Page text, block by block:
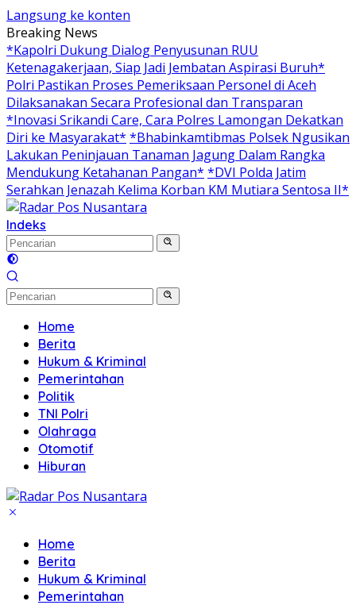
Langsung ke konten
Breaking News
*Kapolri Dukung Dialog Penyusunan RUU
Ketenagakerjaan, Siap Jadi Jembatan Aspirasi Buruh*
Polri Pastikan Proses Pemeriksaan Personel di Aceh
Dilaksanakan Secara Profesional dan Transparan
*Inovasi Srikandi Care, Cara Polres Lamongan Dekatkan
Diri ke Masyarakat* *Bhabinkamtibmas Polsek Ngusikan
Lakukan Peninjauan Tanaman Jagung Dalam Rangka
Mendukung Ketahanan Pangan* *DVI Polda Jatim
Serahkan Jenazah Kelima Korban KM Mutiara Sentosa II*
Indeks
Home
Berita
Hukum & Kriminal
Pemerintahan
Politik
TNI Polri
Olahraga
Otomotif
Hiburan
Home
Berita
Hukum & Kriminal
Pemerintahan